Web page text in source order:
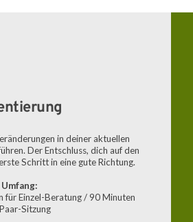
in deiner aktuellen
Der Entschluss, dich auf den
Schritt in eine gute Richtung.
Umfang:
für Einzel-Beratung / 90 Minuten
Sitzung